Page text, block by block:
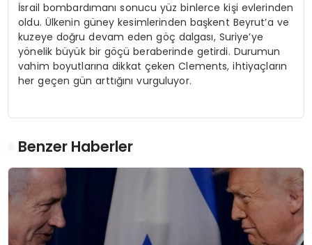
İsrail bombardımanı sonucu yüz binlerce kişi evlerinden
oldu. Ülkenin güney kesimlerinden başkent Beyrut’a ve
kuzeye doğru devam eden göç dalgası, Suriye’ye
yönelik büyük bir göçü beraberinde getirdi. Durumun
vahim boyutlarına dikkat çeken Clements, ihtiyaçların
her geçen gün arttığını vurguluyor.
Benzer Haberler